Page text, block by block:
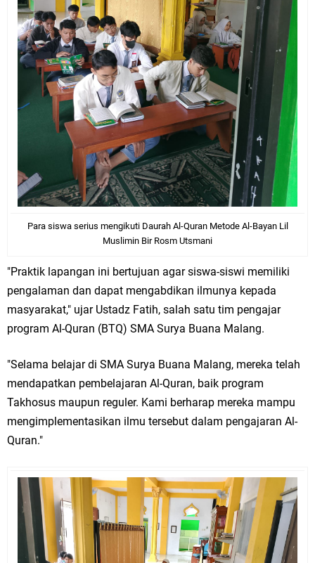
Para siswa serius mengikuti Daurah Al-Quran Metode Al-Bayan Lil
Muslimin Bir Rosm Utsmani
"Praktik lapangan ini bertujuan agar siswa-siswi memiliki
pengalaman dan dapat mengabdikan ilmunya kepada
masyarakat," ujar Ustadz Fatih, salah satu tim pengajar
program Al-Quran (BTQ) SMA Surya Buana Malang.
"Selama belajar di SMA Surya Buana Malang, mereka telah
mendapatkan pembelajaran Al-Quran, baik program
Takhosus maupun reguler. Kami berharap mereka mampu
mengimplementasikan ilmu tersebut dalam pengajaran Al-
Quran."